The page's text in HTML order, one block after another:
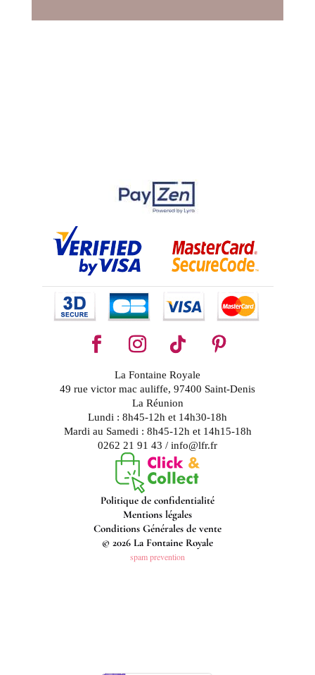
La Fontaine Royale
49 rue victor mac auliffe, 97400 Saint-Denis
La Réunion
Lundi : 8h45-12h et 14h30-18h
Mardi au Samedi : 8h45-12h et 14h15-18h
0262 21 91 43 / info@lfr.fr
Politique de confidentialité
Mentions légales
Conditions Générales de vente
© 2026 La Fontaine Royale
spam prevention